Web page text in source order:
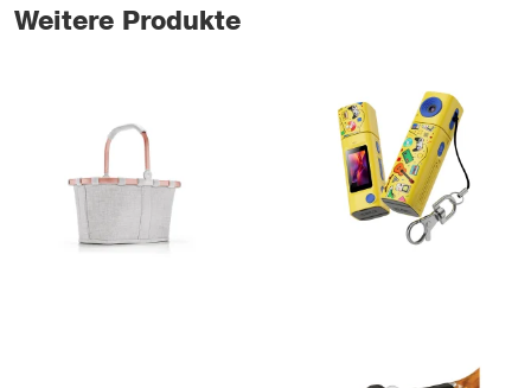
Weitere Produkte